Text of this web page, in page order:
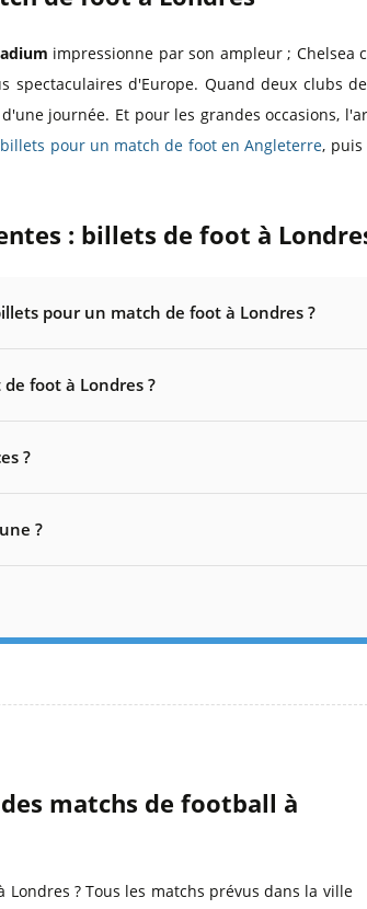
impressionne par son ampleur ;
spectaculaires d'Europe. Quand deux clubs
journée. Et pour les grandes occasions,
billets pour un match de foot en Angleterre, puis
: billets de foot à
pour un match de foot à Londres ?
foot à Londres ?
?
?
matchs de football à
Londres ? Tous les matchs prévus dans la ville